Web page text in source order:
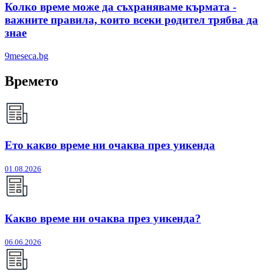
Колко време може да съхраняваме кърмата -
важните правила, които всеки родител трябва да
знае
9meseca.bg
Времето
Ето какво време ни очаква през уикенда
01.08.2026
Какво време ни очаква през уикенда?
06.06.2026